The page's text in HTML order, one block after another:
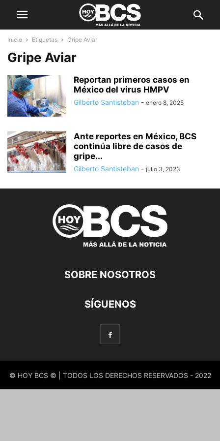
Inicio Etiquetas Gripe Aviar
Gripe Aviar
Reportan primeros casos en
México del virus HMPV
Gilberto Santisteban - enero 8, 2025
Ante reportes en México, BCS
continúa libre de casos de
gripe...
Gilberto Santisteban - julio 3, 2023
SOBRE NOSOTROS
SÍGUENOS
© HOY BCS © | TODOS LOS DERECHOS RESERVADOS - 2022